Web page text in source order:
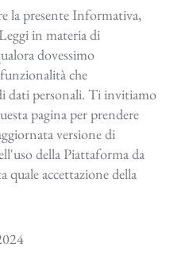
la presente Informativa,
in materia di
dovessimo
che
dati personali. Ti invitiamo
pagina per prendere
versione di
della Piattaforma da
quale accettazione della